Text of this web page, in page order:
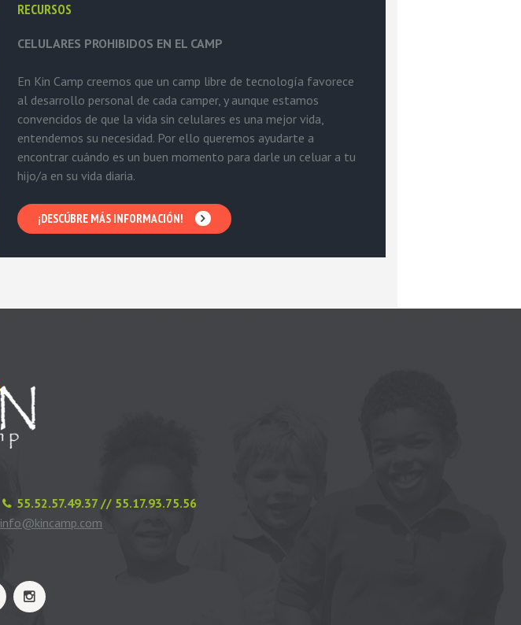
RECURSOS
CELULARES PROHIBIDOS EN EL CAMP
En Kin Camp creemos que un camp libre de tecnología favorece
al desarrollo personal de cada camper, y aunque estamos
convencidos de que la vida sin celulares es una mejor vida,
entendemos su necesidad. Por ello queremos ayudarte a
encontrar cuándo es un buen momento para darle un celuar a tu
hijo/a en su vida diaria.
¡DESCÚBRE MÁS INFORMACIÓN!
55.52.57.49.37 // 55.17.93.75.56
info@kincamp.com